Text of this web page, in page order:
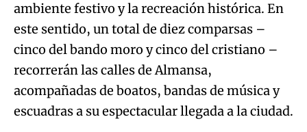
ambiente festivo y la recreación histórica. En
este sentido, un total de diez comparsas –
cinco del bando moro y cinco del cristiano –
recorrerán las calles de Almansa,
acompañadas de boatos, bandas de música y
escuadras a su espectacular llegada a la ciudad.